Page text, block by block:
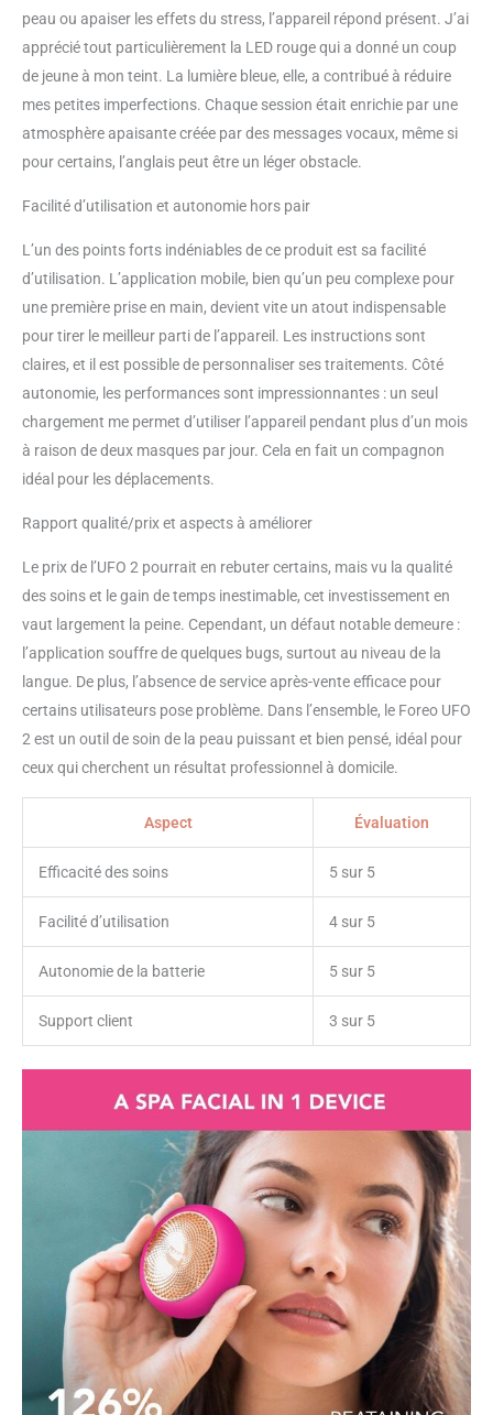
naturels cliniquement prouvés .
UFO 2 est compatible avec tous
les masques tissu et tous les
masques actifs UFO.
peau ou apaiser les effets du stress, l’appareil répond présent. J’ai
apprécié tout particulièrement la LED rouge qui a donné un coup
de jeune à mon teint. La lumière bleue, elle, a contribué à réduire
mes petites imperfections. Chaque session était enrichie par une
atmosphère apaisante créée par des messages vocaux, même si
pour certains, l’anglais peut être un léger obstacle.
Facilité d’utilisation et autonomie hors pair
L’un des points forts indéniables de ce produit est sa facilité
d’utilisation. L’application mobile, bien qu’un peu complexe pour
une première prise en main, devient vite un atout indispensable
pour tirer le meilleur parti de l’appareil. Les instructions sont
claires, et il est possible de personnaliser ses traitements. Côté
autonomie, les performances sont impressionnantes : un seul
chargement me permet d’utiliser l’appareil pendant plus d’un mois
à raison de deux masques par jour. Cela en fait un compagnon
idéal pour les déplacements.
Rapport qualité/prix et aspects à améliorer
Le prix de l’UFO 2 pourrait en rebuter certains, mais vu la qualité
des soins et le gain de temps inestimable, cet investissement en
vaut largement la peine. Cependant, un défaut notable demeure :
l’application souffre de quelques bugs, surtout au niveau de la
langue. De plus, l’absence de service après-vente efficace pour
certains utilisateurs pose problème. Dans l’ensemble, le Foreo UFO
2 est un outil de soin de la peau puissant et bien pensé, idéal pour
ceux qui cherchent un résultat professionnel à domicile.
Aspect Évaluation
Efficacité des soins 5 sur 5
Facilité d’utilisation 4 sur 5
Autonomie de la batterie 5 sur 5
Support client 3 sur 5